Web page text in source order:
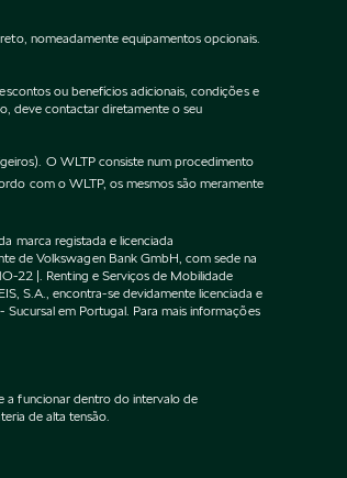
nomeadamente equipamentos opcionais.
ou benefícios adicionais, condições e
deve contactar diretamente o seu
O WLTP consiste num procedimento
com o WLTP, os mesmos são meramente
marca registada e licenciada
de Volkswagen Bank GmbH, com sede na
22 |. Renting e Serviços de Mobilidade
S.A., encontra-se devidamente licenciada e
em Portugal. Para mais informações
a funcionar dentro do intervalo de
de alta tensão.